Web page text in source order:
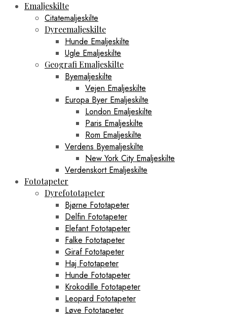
Emaljeskilte
Citatemaljeskilte
Dyreemaljeskilte
Hunde Emaljeskilte
Ugle Emaljeskilte
Geografi Emaljeskilte
Byemaljeskilte
Vejen Emaljeskilte
Europa Byer Emaljeskilte
London Emaljeskilte
Paris Emaljeskilte
Rom Emaljeskilte
Verdens Byemaljeskilte
New York City Emaljeskilte
Verdenskort Emaljeskilte
Fototapeter
Dyrefototapeter
Bjørne Fototapeter
Delfin Fototapeter
Elefant Fototapeter
Falke Fototapeter
Giraf Fototapeter
Haj Fototapeter
Hunde Fototapeter
Krokodille Fototapeter
Leopard Fototapeter
Løve Fototapeter